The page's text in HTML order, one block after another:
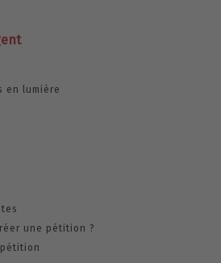
en lumière
une pétition ?